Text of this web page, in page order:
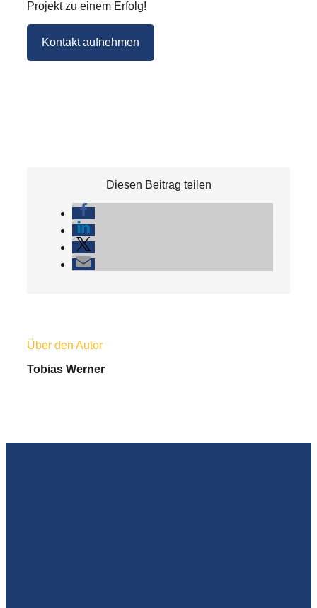
Projekt zu einem Erfolg!
Kontakt aufnehmen
Diesen Beitrag teilen
Über den Autor
Tobias Werner